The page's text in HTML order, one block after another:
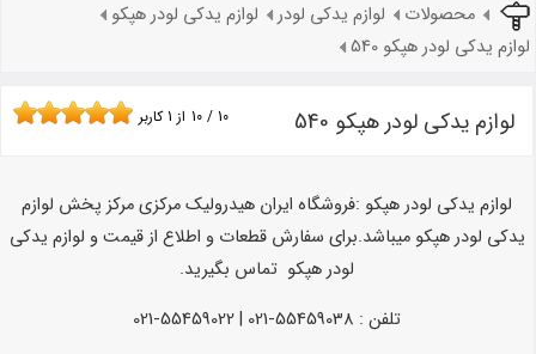
محصولات لوازم یدکی لودر
لوازم یدکی لودر هپکو
لوازم یدکی لودر هپکو 540
لوازم یدکی لودر هپکو 540 10 / 10 از 1کاربر
لوازم یدکی لودر هپکو :فروشگاه ایران هیدرولیک مرکزی مرکز پخش لوازم
یدکی لودر هپکو میباشد.برای سفارش قطعات و اطلاع از قیمت و لوازم یدکی
لودر هپکو تماس بگیرید.
تلفن : 55459038-021 | 55459022-021